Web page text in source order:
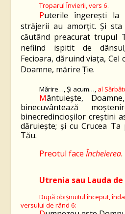
Troparul Învierii, vers6.
Puterile îngereşti la
străjerii au amorţit. Şi
căutând preacurat trupul
nefiind ispitit de
Fecioara, dăruind viaţa, Cel
Doamne, mărire Ție.
Mărire…,Și acum…, al
Mântuiește,
binecuvântează
binecredincioșilor creștini
dăruiește; și cu Crucea
Tău.
Preotul faceÎncheierea.
Utrenia sau Lauda
După obișnuitul început,
versului de rând6: